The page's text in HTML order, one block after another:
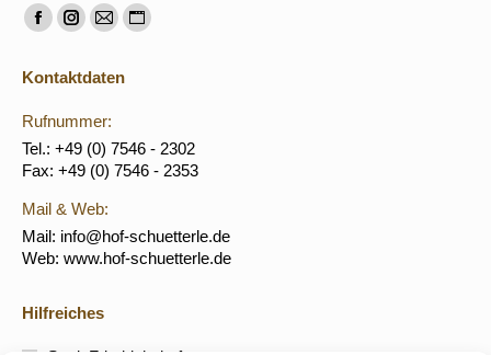
Finden Sie uns auf:
Facebook
opens
in
new
window
Instagram
opens
in
new
window
E-
page
opens
in
new
Website
new
window
Kontaktdaten
Rufnummer:
Tel.: +49 (0) 7546 - 2302
Fax: +49 (0) 7546 - 2353
Mail & Web:
Mail: info@hof-schuetterle.de
Web: www.hof-schuetterle.de
Hilfreiches